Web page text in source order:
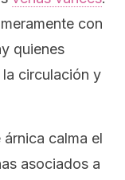
con
quienes
la circulación y
calma el
asociados a